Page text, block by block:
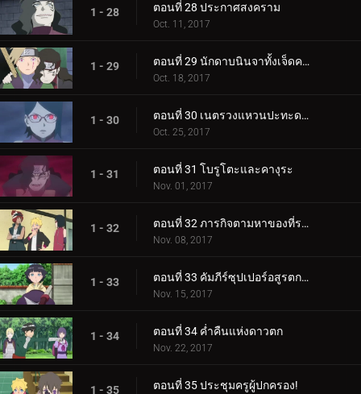
1 - 28 ตอนที่ 28 ประกาศสงคราม
Oct. 11, 2017
1 - 29 ตอนที่ 29 นักดาบนินจาทั้งเจ็ดคนใหม่!
Oct. 18, 2017
1 - 30 ตอนที่ 30 เนตรวงแหวนปะทะดาบสายฟ้า เขี้ยวคิบะ!
Oct. 25, 2017
1 - 31 ตอนที่ 31 โบรูโตะและคางุระ
Nov. 01, 2017
1 - 32 ตอนที่ 32 ภารกิจตามหาของที่ระลึก
Nov. 08, 2017
1 - 33 ตอนที่ 33 คัมภีร์ซุปเปอร์อสูรตกต่ำ!
Nov. 15, 2017
1 - 34 ตอนที่ 34 ค่ำคืนแห่งดาวตก
Nov. 22, 2017
1 - 35 ตอนที่ 35 ประชุมครูผู้ปกครอง!